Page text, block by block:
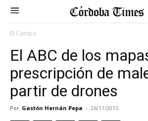
El Campo
El ABC de los
prescripción de
partir de drones
Por Gastón Hernán Pepa - 26/11/2015